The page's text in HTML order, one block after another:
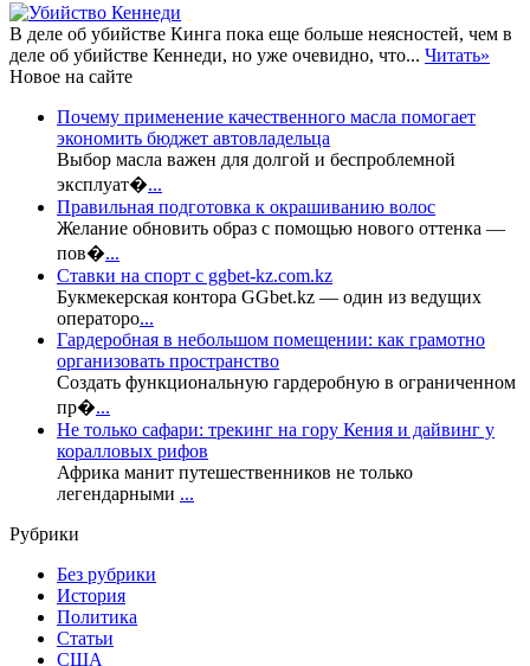
В деле об убийстве Кинга пока еще больше неясностей, чем в
деле об убийстве Кеннеди, но уже очевидно, что... Читать»
Новое на сайте
Почему применение качественного масла помогает
экономить бюджет автовладельца
Выбор масла важен для долгой и беспроблемной
эксплуат�...
Правильная подготовка к окрашиванию волос
Желание обновить образ с помощью нового оттенка —
пов�...
Ставки на спорт с ggbet-kz.com.kz
Букмекерская контора GGbet.kz — один из ведущих
операторо...
Гардеробная в небольшом помещении: как грамотно
организовать пространство
Создать функциональную гардеробную в ограниченном
пр�...
Не только сафари: трекинг на гору Кения и дайвинг у
коралловых рифов
Африка манит путешественников не только
легендарными ...
Рубрики
Без рубрики
История
Политика
Статьи
США